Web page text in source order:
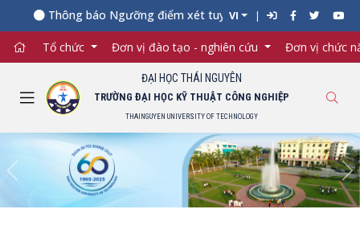
Thông báo Ngưỡng điểm xét tuyển đối với từng ngành
VI
Tổ chức Đơn vị đào tạo - nghiên cứu Đơn vị chức
ĐẠI HỌC THÁI NGUYÊN
TRƯỜNG ĐẠI HỌC KỸ THUẬT CÔNG NGHIỆP
THAINGUYEN UNIVERSITY OF TECHNOLOGY
Previous